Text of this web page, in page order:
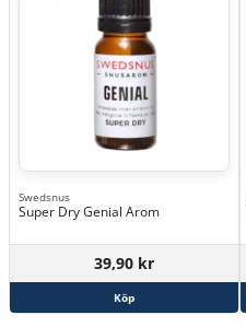
Swedsnus
Super Dry Genial Arom
39,90 kr
Köp